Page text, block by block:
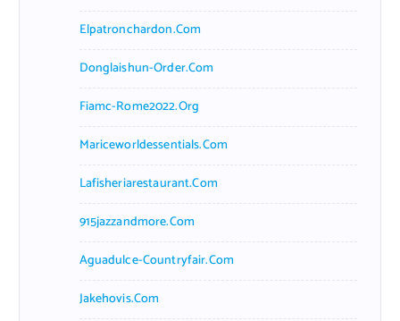
Elpatronchardon.com
Donglaishun-Order.com
Fiamc-Rome2022.org
Mariceworldessentials.com
Lafisheriarestaurant.com
915jazzandmore.com
Aguadulce-Countryfair.com
Jakehovis.com